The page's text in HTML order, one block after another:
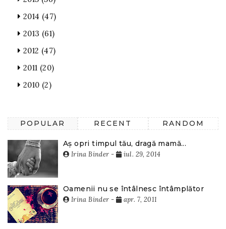
2014 (47)
2013 (61)
2012 (47)
2011 (20)
2010 (2)
POPULAR RECENT RANDOM
Aș opri timpul tău, dragă mamă...
Irina Binder - iul. 29, 2014
Oamenii nu se întâlnesc întâmplător
Irina Binder - apr. 7, 2011